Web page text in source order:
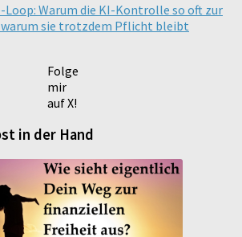
Warum die KI-Kontrolle so oft zur
warum sie trotzdem Pflicht bleibt
Folge
mir
auf X!
in der Hand